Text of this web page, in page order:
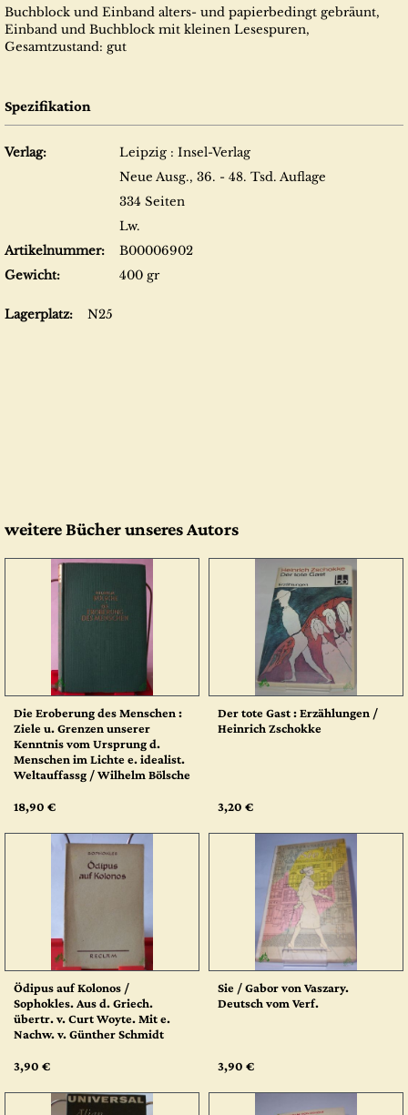
Buchblock und Einband alters- und papierbedingt gebräunt,
Einband und Buchblock mit kleinen Lesespuren,
Gesamtzustand: gut
Spezifikation
Verlag:
Leipzig : Insel-Verlag
Neue Ausg., 36. - 48. Tsd. Auflage
334 Seiten
Lw.
Artikelnummer:
B00006902
Gewicht:
400 gr
Lagerplatz: N25
weitere Bücher unseres Autors
Die Eroberung des Menschen :
Ziele u. Grenzen unserer
Kenntnis vom Ursprung d.
Menschen im Lichte e. idealist.
Weltauffassg / Wilhelm Bölsche
18,90 €
Der tote Gast : Erzählungen /
Heinrich Zschokke
3,20 €
Ödipus auf Kolonos /
Sophokles. Aus d. Griech.
übertr. v. Curt Woyte. Mit e.
Nachw. v. Günther Schmidt
3,90 €
Sie / Gabor von Vaszary.
Deutsch vom Verf.
3,90 €